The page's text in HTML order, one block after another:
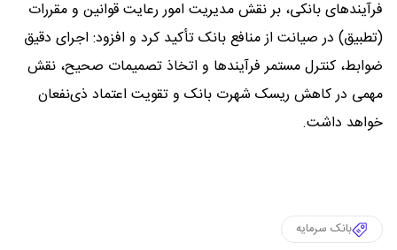
فرآیندهای بانکی، بر نقش مدیریت امور رعایت قوانین و مقررات
(تطبیق) در صیانت از منافع بانک تأکید کرد و افزود: اجرای دقیق
ضوابط، کنترل مستمر فرآیندها و اتخاذ تصمیمات صحیح، نقش
مهمی در کاهش ریسک شهرت بانک و تقویت اعتماد ذی‌نفعان
خواهد داشت.
بانک سرمایه